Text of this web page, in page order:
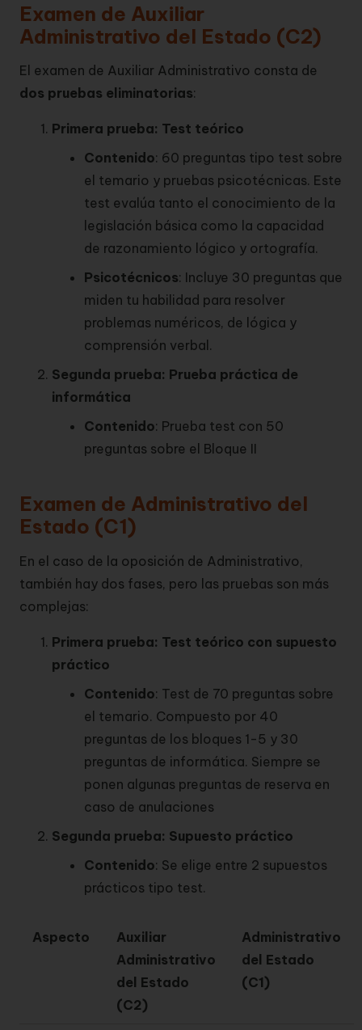
Examen de Auxiliar
Administrativo del Estado (C2)
El examen de Auxiliar Administrativo consta de
dos pruebas eliminatorias:
Primera prueba: Test teórico
Contenido: 60 preguntas tipo test sobre
el temario y pruebas psicotécnicas. Este
test evalúa tanto el conocimiento de la
legislación básica como la capacidad
de razonamiento lógico y ortografía.
Psicotécnicos: Incluye 30 preguntas que
miden tu habilidad para resolver
problemas numéricos, de lógica y
comprensión verbal.
Segunda prueba: Prueba práctica de
informática
Contenido: Prueba test con 50
preguntas sobre el Bloque II
Examen de Administrativo del
Estado (C1)
En el caso de la oposición de Administrativo,
también hay dos fases, pero las pruebas son más
complejas:
Primera prueba: Test teórico con supuesto
práctico
Contenido: Test de 70 preguntas sobre
el temario. Compuesto por 40
preguntas de los bloques 1-5 y 30
preguntas de informática. Siempre se
ponen algunas preguntas de reserva en
caso de anulaciones
Segunda prueba: Supuesto práctico
Contenido: Se elige entre 2 supuestos
prácticos tipo test.
Aspecto
Auxiliar
Administrativo
del Estado
(C2)
Administrativo
del Estado
(C1)